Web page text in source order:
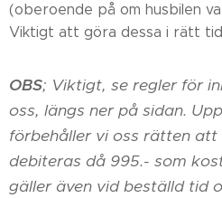
(oberoende på om husbilen
Viktigt att göra dessa i rätt
OBS; Viktigt, se regler för
oss, längs ner på sidan.
förbehåller vi oss rätten
debiteras då 995.- som
gäller även vid beställd tid